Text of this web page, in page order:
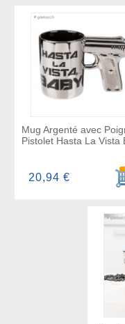
Mug Argenté avec
Pistolet Hasta La Vista
20,94 €